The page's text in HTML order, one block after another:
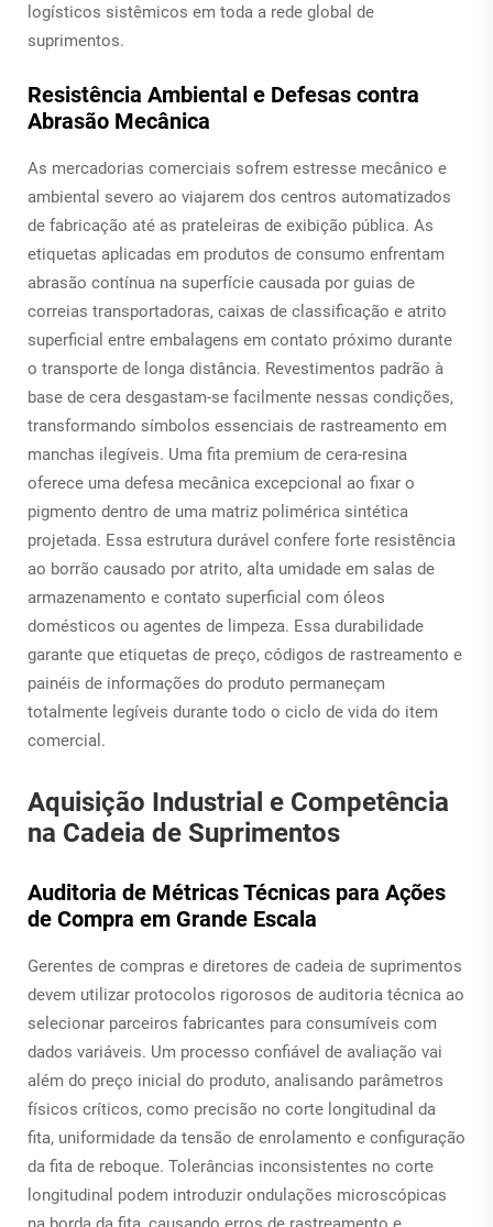
logísticos sistêmicos em toda a rede global de
suprimentos.
Resistência Ambiental e Defesas contra
Abrasão Mecânica
As mercadorias comerciais sofrem estresse mecânico e
ambiental severo ao viajarem dos centros automatizados
de fabricação até as prateleiras de exibição pública. As
etiquetas aplicadas em produtos de consumo enfrentam
abrasão contínua na superfície causada por guias de
correias transportadoras, caixas de classificação e atrito
superficial entre embalagens em contato próximo durante
o transporte de longa distância. Revestimentos padrão à
base de cera desgastam-se facilmente nessas condições,
transformando símbolos essenciais de rastreamento em
manchas ilegíveis. Uma fita premium de cera-resina
oferece uma defesa mecânica excepcional ao fixar o
pigmento dentro de uma matriz polimérica sintética
projetada. Essa estrutura durável confere forte resistência
ao borrão causado por atrito, alta umidade em salas de
armazenamento e contato superficial com óleos
domésticos ou agentes de limpeza. Essa durabilidade
garante que etiquetas de preço, códigos de rastreamento e
painéis de informações do produto permaneçam
totalmente legíveis durante todo o ciclo de vida do item
comercial.
Aquisição Industrial e Competência
na Cadeia de Suprimentos
Auditoria de Métricas Técnicas para Ações
de Compra em Grande Escala
Gerentes de compras e diretores de cadeia de suprimentos
devem utilizar protocolos rigorosos de auditoria técnica ao
selecionar parceiros fabricantes para consumíveis com
dados variáveis. Um processo confiável de avaliação vai
além do preço inicial do produto, analisando parâmetros
físicos críticos, como precisão no corte longitudinal da
fita, uniformidade da tensão de enrolamento e configuração
da fita de reboque. Tolerâncias inconsistentes no corte
longitudinal podem introduzir ondulações microscópicas